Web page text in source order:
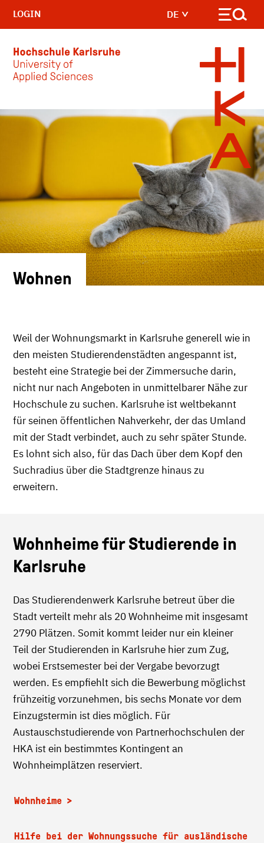
Skip to main content
DE
LOGIN
Wohnen
Weil der Wohnungsmarkt in Karlsruhe generell wie in
den meisten Studierendenstädten angespannt ist,
besteht eine Strategie bei der Zimmersuche darin,
nicht nur nach Angeboten in unmittelbarer Nähe zur
Hochschule zu suchen. Karlsruhe ist weltbekannt
für seinen öffentlichen Nahverkehr, der das Umland
mit der Stadt verbindet, auch zu sehr später Stunde.
Es lohnt sich also, für das Dach über dem Kopf den
Suchradius über die Stadtgrenze hinaus zu
erweitern.
Wohnheime für Studierende in
Karlsruhe
Das Studierendenwerk Karlsruhe betreut über die
Stadt verteilt mehr als 20 Wohnheime mit insgesamt
2790 Plätzen. Somit kommt leider nur ein kleiner
Teil der Studierenden in Karlsruhe hier zum Zug,
wobei Erstsemester bei der Vergabe bevorzugt
werden. Es empfiehlt sich die Bewerbung möglichst
frühzeitig vorzunehmen, bis sechs Monate vor dem
Einzugstermin ist dies möglich. Für
Austauschstudierende von Partnerhochschulen der
HKA ist ein bestimmtes Kontingent an
Wohnheimplätzen reserviert.
Wohnheime
Hilfe bei der Wohnungssuche für ausländische